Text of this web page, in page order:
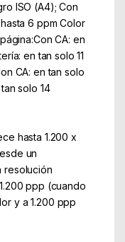
ISO (A4); Con
6 ppm Color
CA: en
en tan solo 11
CA: en tan solo
solo 14
hasta 1.200 x
un
resolución
ppp (cuando
y a 1.200 ppp